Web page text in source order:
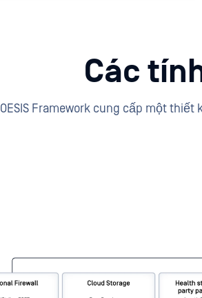
Các
OESIS Framework cung cấp một